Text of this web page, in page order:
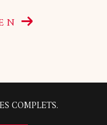
COMPLETS.